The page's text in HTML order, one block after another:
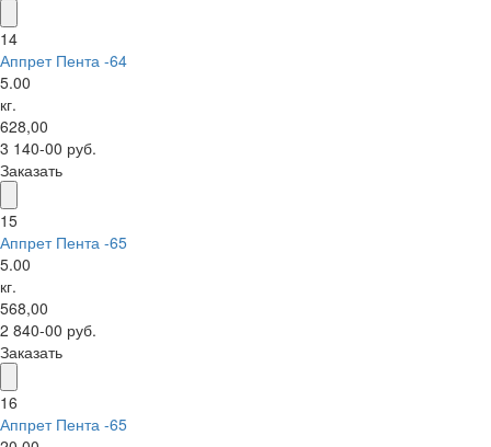
14
Аппрет Пента -64
5.00
кг.
628,00
3 140-00 руб.
Заказать
15
Аппрет Пента -65
5.00
кг.
568,00
2 840-00 руб.
Заказать
16
Аппрет Пента -65